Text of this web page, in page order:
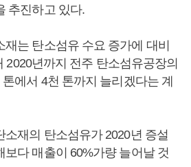
추진하고 있다.
는 탄소섬유 수요 증가에 대비
2020년까지 전주 탄소섬유공장의
에서 4천 톤까지 늘리겠다는 계
소재의 탄소섬유가 2020년 증설
보다 매출이 60%가량 늘어날 것